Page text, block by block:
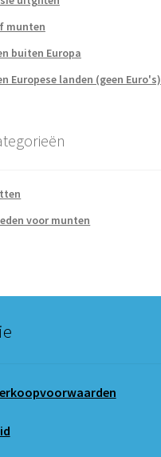
munten
buiten Europa
Europese landen (geen Euro's)
voor munten